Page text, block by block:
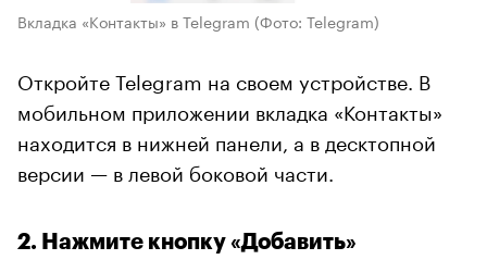
Вкладка «Контакты» в Telegram (Фото: Telegram)
Откройте Telegram на своем устройстве. В
мобильном приложении вкладка «Контакты»
находится в нижней панели, а в десктопной
версии — в левой боковой части.
2. Нажмите кнопку «Добавить»